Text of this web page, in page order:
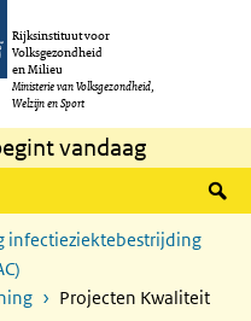
Rijksinstituut voor
Volksgezondheid
en Milieu
Ministerie van Volksgezondheid,
Welzijn en Sport
vandaag
infectieziektebestrijding
Projecten Kwaliteit